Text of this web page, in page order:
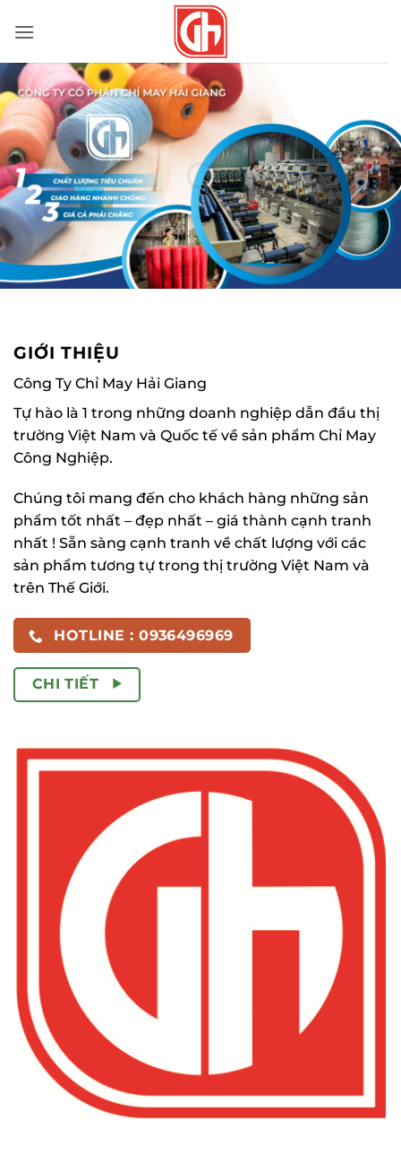
qua
dung
GIỚI THIỆU
Công Ty Chỉ May Hải Giang
Tự hào là 1 trong những doanh nghiệp dẫn đầu thị
trường Việt Nam và Quốc tế về sản phẩm Chỉ May
Công Nghiệp.
Chúng tôi mang đến cho khách hàng những sản
phẩm tốt nhất – đẹp nhất – giá thành cạnh tranh
nhất ! Sẵn sàng cạnh tranh về chất lượng với các
sản phẩm tương tự trong thị trường Việt Nam và
trên Thế Giới.
HOTLINE : 0936496969
CHI TIẾT